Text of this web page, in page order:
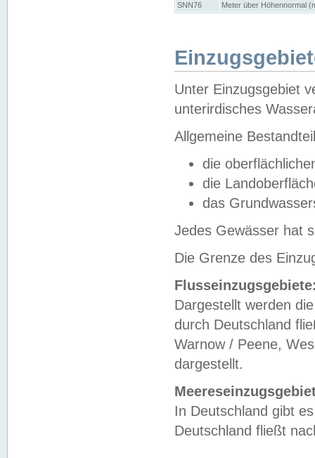
SNN76
Meter über Höhennormal
Unter Einzugsgebiet
unterirdisches
Allgemeine
die
die
das
Jedes Gewässer hat
Die Grenze des
Dargestellt werden
durch Deutschland
Warnow / Peene,
dargestellt.
In Deutschland gibt
Deutschland fließt